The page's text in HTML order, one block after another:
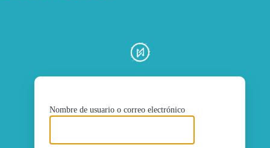
Nombre de usuario o correo electrónico